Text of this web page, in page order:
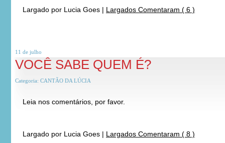
Largado por Lucia Goes | Largados Comentaram ( 6 )
11 de julho
VOCÊ SABE QUEM É?
Categoria: CANTÃO DA LÚCIA
Leia nos comentários, por favor.
Largado por Lucia Goes | Largados Comentaram ( 8 )